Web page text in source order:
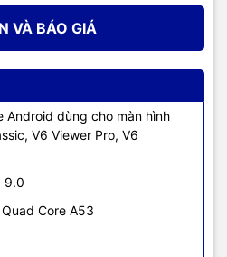
VÀ BÁO GIÁ
Android dùng cho màn hình
V6 Viewer Pro, V6
9.0
Core A53